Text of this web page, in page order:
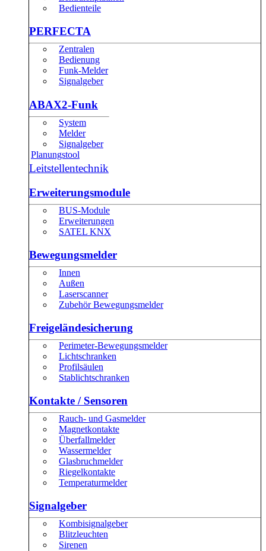
Bedienteile
PERFECTA
Zentralen
Bedienung
Funk-Melder
Signalgeber
ABAX2-Funk
System
Melder
Signalgeber
Planungstool
Leitstellentechnik
Erweiterungsmodule
BUS-Module
Erweiterungen
SATEL KNX
Bewegungsmelder
Innen
Außen
Laserscanner
Zubehör Bewegungsmelder
Freigeländesicherung
Perimeter-Bewegungsmelder
Lichtschranken
Profilsäulen
Stablichtschranken
Kontakte / Sensoren
Rauch- und Gasmelder
Magnetkontakte
Überfallmelder
Wassermelder
Glasbruchmelder
Riegelkontakte
Temperaturmelder
Signalgeber
Kombisignalgeber
Blitzleuchten
Sirenen